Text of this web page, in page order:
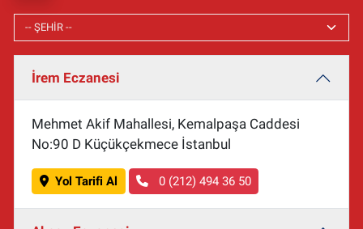
İrem Eczanesi
Mehmet Akif Mahallesi, Kemalpaşa Caddesi
No:90 D Küçükçekmece İstanbul
Yol Tarifi Al 0 (212) 494 36 50